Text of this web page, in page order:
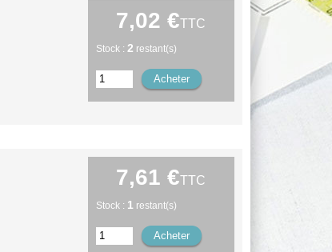
7,02 €TTC
Stock : 2 restant(s)
7,61 €TTC
Stock : 1restant(s)